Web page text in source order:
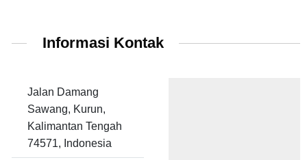
Informasi Kontak
Jalan Damang
Sawang, Kurun,
Kalimantan Tengah
74571, Indonesia